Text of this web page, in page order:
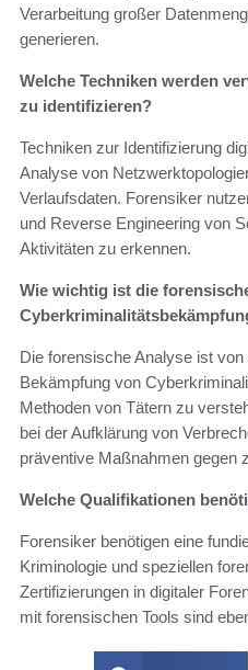
Verarbeitung großer
generieren.
Welche Techniken werden
zu identifizieren?
Techniken zur Identifizierung
Analyse von
Verlaufsdaten. Forensiker
und Reverse Engineering von
Aktivitäten zu erkennen.
Wie wichtig ist die
Die forensische Analyse ist
Bekämpfung von
Methoden von Tätern zu
bei der Aufklärung von
präventive Maßnahmen gegen
Welche Qualifikationen
Forensiker benötigen eine
Kriminologie und speziellen
Zertifizierungen in digitaler
mit forensischen Tools sind